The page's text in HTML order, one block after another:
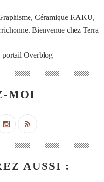
Céramique RAKU,
Bienvenue chez Terra
portail Overblog
MOI
AUSSI :